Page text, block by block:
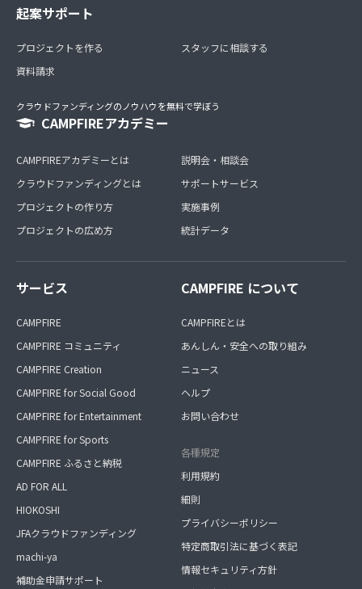
起案サポート
プロジェクトを作る
資料請求
スタッフに相談する
クラウドファンディングのノウハウを無料で学ぼう
CAMPFIREアカデミー
CAMPFIREアカデミーとは
クラウドファンディングとは
プロジェクトの作り方
プロジェクトの広め方
説明会・相談会
サポートサービス
実施事例
統計データ
サービス
CAMPFIRE
CAMPFIRE コミュニティ
CAMPFIRE Creation
CAMPFIRE for Social Good
CAMPFIRE for Entertainment
CAMPFIRE for Sports
CAMPFIRE ふるさと納税
AD FOR ALL
HIOKOSHI
JFAクラウドファンディング
machi-ya
補助金申請サポート
CAMPFIRE について
CAMPFIREとは
あんしん・安全への取り組み
ニュース
ヘルプ
お問い合わせ
各種規定
利用規約
細則
プライバシーポリシー
特定商取引法に基づく表記
情報セキュリティ方針